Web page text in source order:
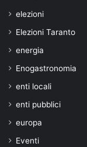
elezioni
Elezioni Taranto
energia
Enogastronomia
enti locali
enti pubblici
europa
Eventi